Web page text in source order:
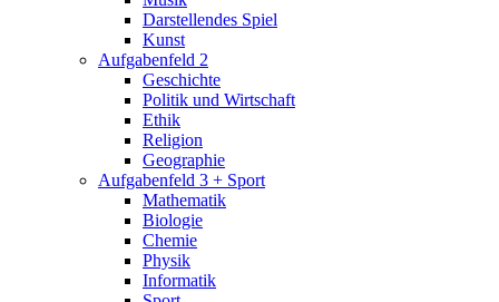
Darstellendes Spiel
Kunst
Aufgabenfeld 2
Geschichte
Politik und Wirtschaft
Ethik
Religion
Geographie
Aufgabenfeld 3 + Sport
Mathematik
Biologie
Chemie
Physik
Informatik